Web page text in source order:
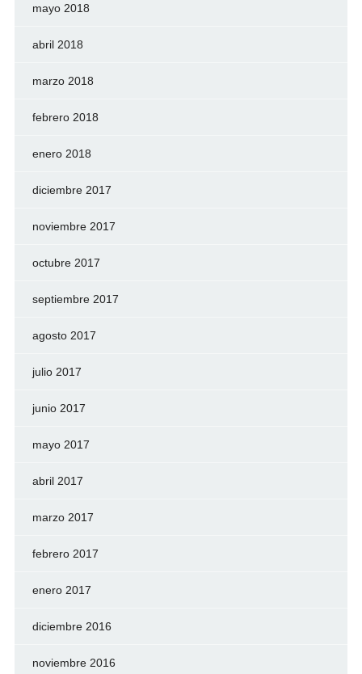
mayo 2018
abril 2018
marzo 2018
febrero 2018
enero 2018
diciembre 2017
noviembre 2017
octubre 2017
septiembre 2017
agosto 2017
julio 2017
junio 2017
mayo 2017
abril 2017
marzo 2017
febrero 2017
enero 2017
diciembre 2016
noviembre 2016